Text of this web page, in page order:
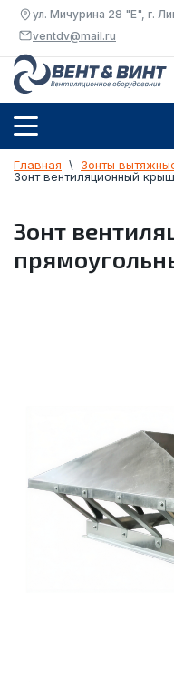
ул. Мичурина 28 "Е", г.
ventdv@mail.ru
Главная
  \
Зонты
Зонт вентиляционный
Зонт